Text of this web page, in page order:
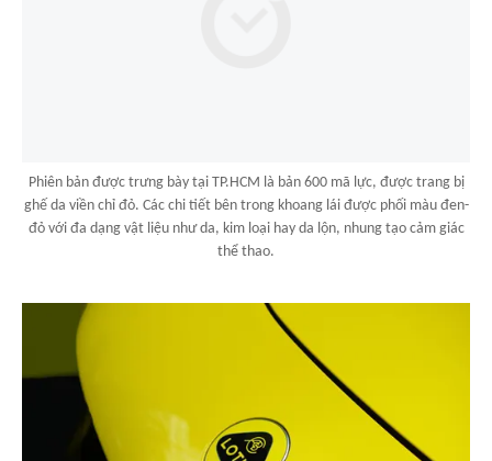
Phiên bản được trưng bày tại TP.HCM là bản 600 mã lực, được trang bị
ghế da viền chỉ đỏ. Các chi tiết bên trong khoang lái được phối màu đen-
đỏ với đa dạng vật liệu như da, kim loại hay da lộn, nhung tạo cảm giác
thể thao.